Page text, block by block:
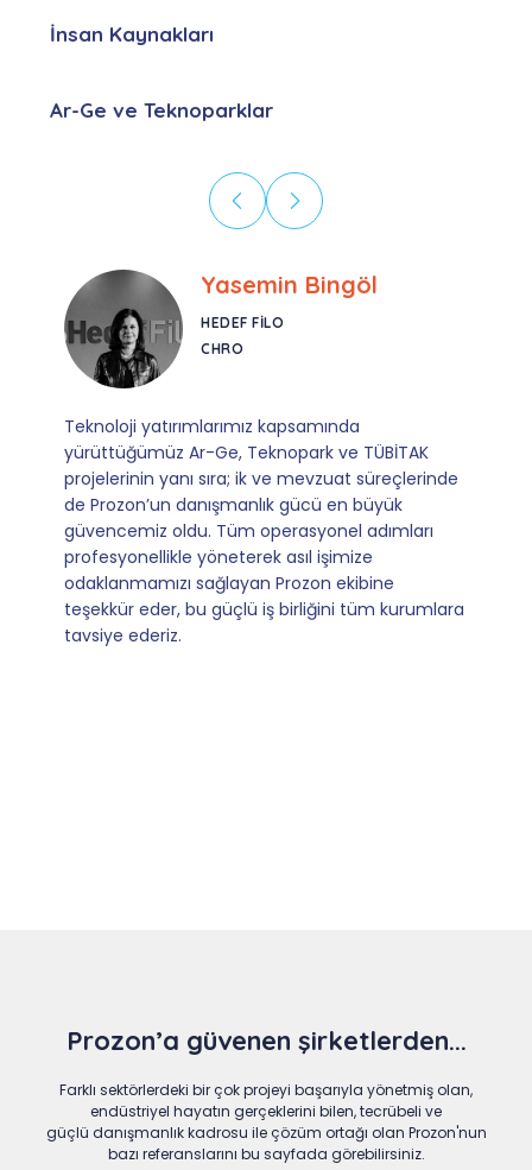
İnsan Kaynakları
Ar-Ge ve Teknoparklar
Ebru Kural
CORESYS
SATIŞ YÖNETICISI
Mevzuata uyum, başvuru ve izleme adımlarında
sağladıkları kusursuz yönlendirme sayesinde artık
operasyonlarımızı sıfır kaygı ve tam güvenle
yürütüyoruz. İş birliğimizi bizim için asıl değerli
kılan ise; ihtiyaç duyduğumuz her an ulaşılabilir
olmaları ve sorularımıza aldığımız hızlı geri
dönüşler.
Prozon’a güvenen şirketlerden...
Farklı sektörlerdeki bir çok projeyi başarıyla yönetmiş olan,
endüstriyel hayatın gerçeklerini bilen, tecrübeli ve
güçlü danışmanlık kadrosu ile çözüm ortağı olan Prozon'nun
bazı referanslarını bu sayfada görebilirsiniz.